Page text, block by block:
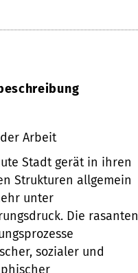
Arbeit
Stadt gerät in ihren
Strukturen allgemein
unter
Die rasanten
sozialer und